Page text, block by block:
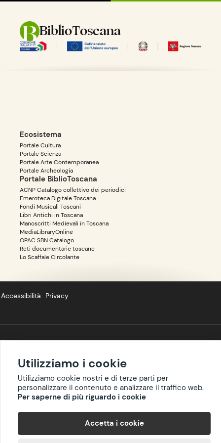
BiblioToscana
Ecosistema
Portale Cultura
Portale Scienza
Portale Arte Contemporanea
Portale Archeologia
Portale BiblioToscana
ACNP Catalogo collettivo dei periodici
Emeroteca Digitale Toscana
Fondi Musicali Toscani
Libri Antichi in Toscana
Manoscritti Medievali in Toscana
MediaLibraryOnline
OPAC SBN Catalogo
Reti documentarie toscane
Lo Scaffale Circolante
Accessibilità Privacy
risorse. I contenuti estratti da Wikipedia sono riproducibili con licenza
cc-by-sa.
Utilizziamo i cookie
Utilizziamo cookie nostri e di terze parti per
personalizzare il contenuto e analizzare il traffico web.
Per saperne di più riguardo i cookie
Accetta i cookie